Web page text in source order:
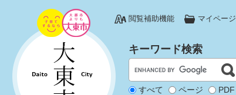
閲覧補助機能 マイページ
キーワード検索
すべて ページ PDF